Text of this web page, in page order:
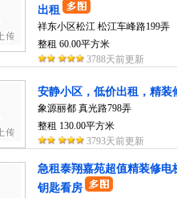
出租
祥东小区松江 松江车峰路199弄
整租 60.00平方米
3788天前更新
安静小区，低价出租，精装
象源丽都 真光路798弄
整租 130.00平方米
3793天前更新
急租泰翔嘉苑超值精装修电
钥匙看房